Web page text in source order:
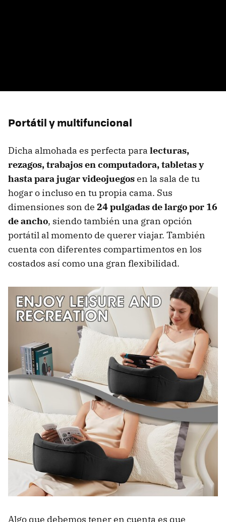
Portátil y multifuncional
Dicha almohada es perfecta para lecturas,
rezagos, trabajos en computadora, tabletas y
hasta para jugar videojuegosen la sala de tu
hogar o incluso en tu propia cama. Sus
dimensiones son de 24 pulgadas de largo por 16
de ancho, siendo también una gran opción
portátil al momento de querer viajar. También
cuenta con diferentes compartimentos en los
costados así como una gran flexibilidad.
Algo que debemos tener en cuenta es que